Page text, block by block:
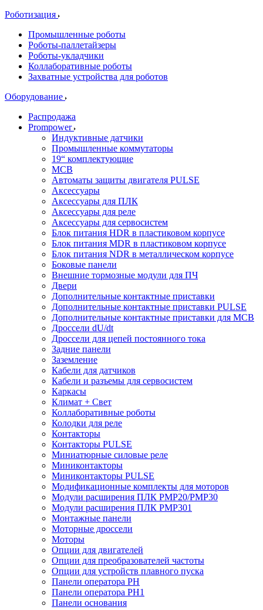
Роботизация
Промышленные роботы
Роботы-паллетайзеры
Роботы-укладчики
Коллаборативные роботы
Захватные устройства для роботов
Оборудование
Распродажа
Prompower
Индуктивные датчики
Промышленные коммутаторы
19“ комплектующие
MCB
Автоматы защиты двигателя PULSE
Аксессуары
Аксессуары для ПЛК
Аксессуары для реле
Аксессуары для сервосистем
Блок питания HDR в пластиковом корпусе
Блок питания MDR в пластиковом корпусе
Блок питания NDR в металлическом корпусе
Боковые панели
Внешние тормозные модули для ПЧ
Двери
Дополнительные контактные приставки
Дополнительные контактные приставки PULSE
Дополнительные контактные приставки для MCB
Дроссели dU/dt
Дроссели для цепей постоянного тока
Задние панели
Заземление
Кабели для датчиков
Кабели и разъемы для сервосистем
Каркасы
Климат + Свет
Коллаборативные роботы
Колодки для реле
Контакторы
Контакторы PULSE
Миниатюрные силовые реле
Миниконтакторы
Миниконтакторы PULSE
Модификационные комплекты для моторов
Модули расширения ПЛК PMP20/PMP30
Модули расширения ПЛК PMP301
Монтажные панели
Моторные дроссели
Моторы
Опции для двигателей
Опции для преобразователей частоты
Опции для устройств плавного пуска
Панели оператора PH
Панели оператора PH1
Панели основания